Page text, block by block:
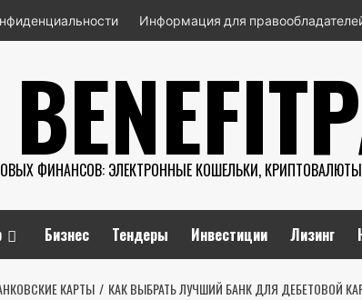
Информация для
ФИНАНСОВ: ЭЛЕКТРОННЫЕ КОШЕЛЬКИ,
Бизнес Тендеры Инвестиции Лизинг
КАРТЫ КАК ВЫБРАТЬ ЛУЧШИЙ БАНК ДЛЯ ДЕБЕТОВОЙ